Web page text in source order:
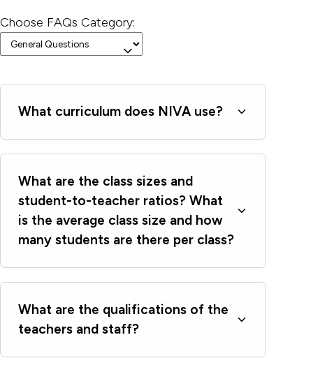
Choose FAQs Category:
What curriculum does NIVA use?
What are the class sizes and
student-to-teacher ratios? What
is the average class size and how
many students are there per class?
What are the qualifications of the
teachers and staff?